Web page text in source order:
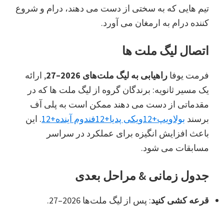
تیم هایی که به سختی از دست می دهند، درام و شروع
کننده درام به ارمغان می آورد.
اتصال لیگ ملت ها
فرمت یوفا راهیابی به لیگ ملت‌های 2026–27
, ارائه
یک مسیر ثانویه: برندگان گروه از لیگ ملت ها که در
مقدماتی از دست می دهند ممکن است به پلی آف
برسند بولاویپ+12 ویکی پدیا+12 فندوم آینده+12
. این
باعث افزایش انگیزه برای عملکرد در سراسر
مسابقات می شود.
جدول زمانی & مراحل بعدی
قرعه کشی کنید: پس از لیگ ملت‌ها 2026–27.